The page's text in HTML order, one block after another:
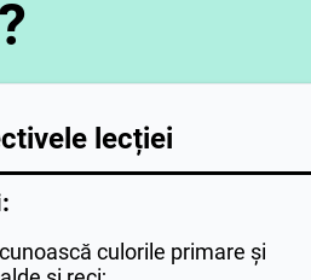
lecției
culorile primare și